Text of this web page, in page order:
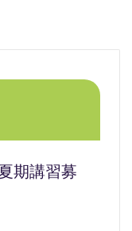
期講習募